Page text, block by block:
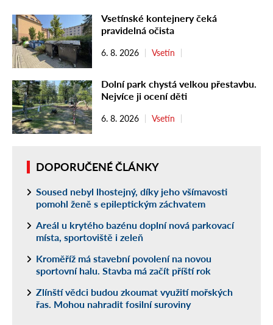
Vsetínské kontejnery čeká
pravidelná očista
6. 8. 2026 Vsetín
Dolní park chystá velkou přestavbu.
Nejvíce ji ocení děti
6. 8. 2026 Vsetín
DOPORUČENÉ ČLÁNKY
Soused nebyl lhostejný, díky jeho všímavosti
pomohl ženě s epileptickým záchvatem
Areál u krytého bazénu doplní nová parkovací
místa, sportoviště i zeleň
Kroměříž má stavební povolení na novou
sportovní halu. Stavba má začít příští rok
Zlínští vědci budou zkoumat využití mořských
řas. Mohou nahradit fosilní suroviny